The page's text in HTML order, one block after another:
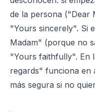
de la persona ("Dear
"Yours sincerely". Si
Madam" (porque no
"Yours faithfully". En
regards" funciona en
más segura si no